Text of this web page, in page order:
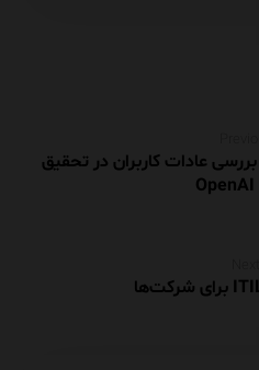
هوش مصنوعی و ChatGPT بررسی عادات کاربران در تحقیق